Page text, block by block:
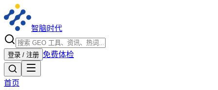
智脑时代
登录 / 注册 免费体检
首页